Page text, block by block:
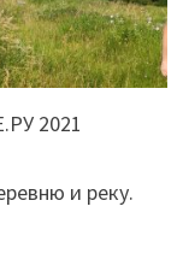
2021
и реку.